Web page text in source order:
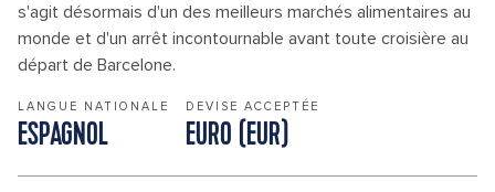
s'agit désormais d'un des meilleurs marchés alimentaires au
monde et d'un arrêt incontournable avant toute croisière au
départ de Barcelone.
LANGUE NATIONALE
ESPAGNOL
DEVISE ACCEPTÉE
EURO (EUR)